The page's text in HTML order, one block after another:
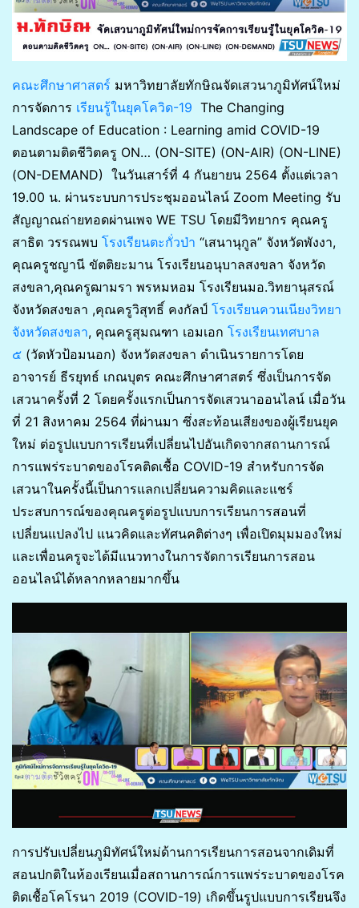
คณะศึกษาศาสตร์ มหาวิทยาลัยทักษิณจัดเสวนาภูมิทัศน์ใหม่
การจัดการ เรียนรู้ในยุคโควิด-19 The Changing
Landscape of Education : Learning amid COVID-19
ตอนตามติดชีวิตครู ON… (ON-SITE) (ON-AIR) (ON-LINE)
(ON-DEMAND) ในวันเสาร์ที่ 4 กันยายน 2564 ตั้งแต่เวลา
19.00 น. ผ่านระบบการประชุมออนไลน์ Zoom Meeting รับ
สัญญาณถ่ายทอดผ่านเพจ WE TSU โดยมีวิทยากร คุณครู
สาธิต วรรณพบ โรงเรียนตะกั่วป่า “เสนานุกูล” จังหวัดพังงา,
คุณครูชญานี ขัตติยะมาน โรงเรียนอนุบาลสงขลา จังหวัด
สงขลา,คุณครูฒามรา พรหมหอม โรงเรียนมอ.วิทยานุสรณ์
จังหวัดสงขลา ,คุณครูวิสุทธิ์ คงกัลป์ โรงเรียนควนเนียงวิทยา
จังหวัดสงขลา, คุณครูสุมณฑา เอมเอก โรงเรียนเทศบาล
๕ (วัดหัวป้อมนอก) จังหวัดสงขลา ดำเนินรายการโดย
อาจารย์ ธีรยุทธ์ เกณบุตร คณะศึกษาศาสตร์ ซึ่งเป็นการจัด
เสวนาครั้งที่ 2 โดยครั้งแรกเป็นการจัดเสวนาออนไลน์ เมื่อวัน
ที่ 21 สิงหาคม 2564 ที่ผ่านมา ซึ่งสะท้อนเสียงของผู้เรียนยุค
ใหม่ ต่อรูปแบบการเรียนที่เปลี่ยนไปอันเกิดจากสถานการณ์
การแพร่ระบาดของโรคติดเชื้อ COVID-19 สำหรับการจัด
เสวนาในครั้งนี้เป็นการแลกเปลี่ยนความคิดและแชร์
ประสบการณ์ของคุณครูต่อรูปแบบการเรียนการสอนที่
เปลี่ยนแปลงไป แนวคิดและทัศนคติต่างๆ เพื่อเปิดมุมมองใหม่
และเพื่อนครูจะได้มีแนวทางในการจัดการเรียนการสอน
ออนไลน์ได้หลากหลายมากขึ้น
การปรับเปลี่ยนภูมิทัศน์ใหม่ด้านการเรียนการสอนจากเดิมที่
สอนปกติในห้องเรียนเมื่อสถานการณ์การแพร่ระบาดของโรค
ติดเชื้อโคโรนา 2019 (COVID-19) เกิดขึ้นรูปแบบการเรียนจึง